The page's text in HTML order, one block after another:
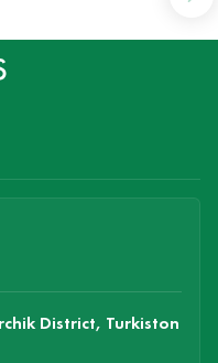
District, Turkiston